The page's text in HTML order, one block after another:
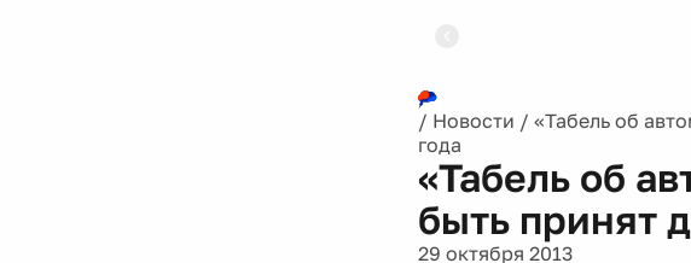
/ Новости / «Табель об
года
«Табель об
быть принят
29 октября 2013